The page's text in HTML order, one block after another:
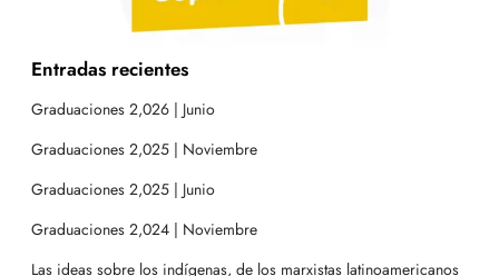
Entradas recientes
Graduaciones 2,026 | Junio
Graduaciones 2,025 | Noviembre
Graduaciones 2,025 | Junio
Graduaciones 2,024 | Noviembre
Las ideas sobre los indígenas, de los marxistas latinoamericanos